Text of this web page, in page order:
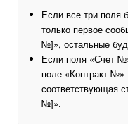
Если все три поля
только первое
№]», остальные
Если поля «Счет
поле «Контракт №»
соответствующая
№]».